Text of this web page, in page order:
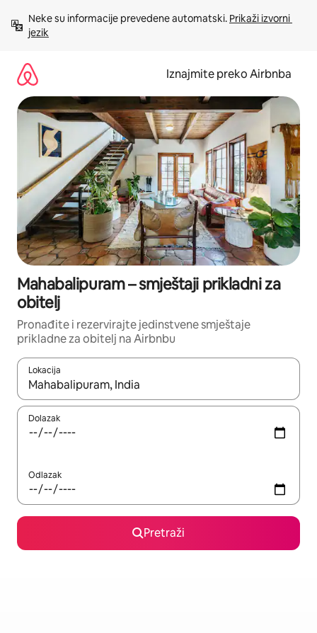
sadržaj
Neke su informacije prevedene automatski. Prikaži izvorni
jezik
Iznajmite preko Airbnba
Mahabalipuram – smještaji prikladni za
obitelj
Pronađite i rezervirajte jedinstvene smještaje
prikladne za obitelj na Airbnbu
Lokacija
Kada budu dostupni rezultati, moći ćete ih pregledati
Dolazak
Odlazak
Pretraži